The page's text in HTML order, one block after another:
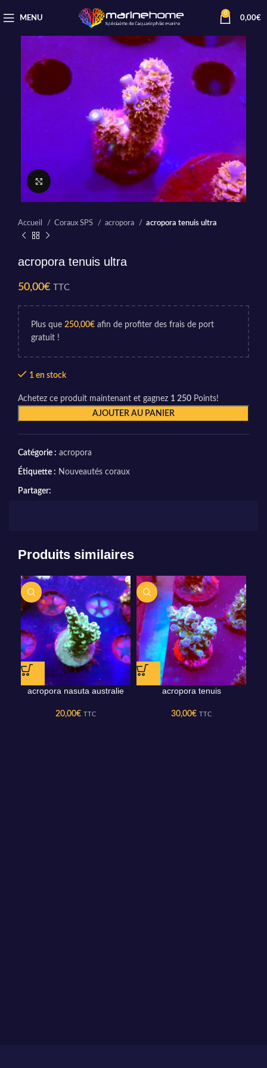
MENU
0
0,00€
Cliquez pour agrandir
Accueil Coraux SPS acropora acropora tenuis ultra
acropora tenuis ultra
50,00€ TTC
Plus que 250,00€ afin de profiter des frais de port
gratuit !
1 en stock
Achetez ce produit maintenant et gagnez 1 250 Points!
AJOUTER AU PANIER
Catégorie : acropora
Étiquette : Nouveautés coraux
Partager:
Produits similaires
acropora nasuta australie
20,00€ TTC
acropora tenuis
30,00€ TTC